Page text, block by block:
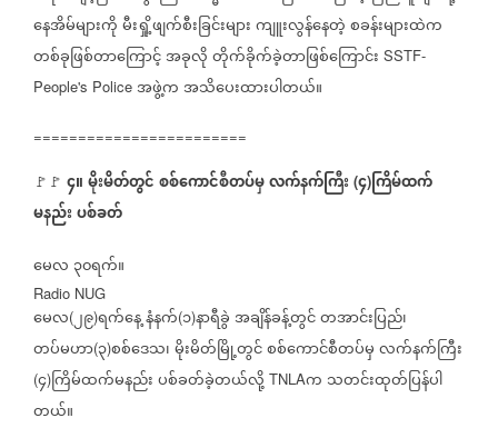
နေအိမ်များကိုမီးရှို့ဖျက်စီးခြင်းများကျူးလွန်နေတဲ့စခန်းများထဲက
တစ်ခုဖြစ်တာကြောင့်အခုလိုတိုက်ခိုက်ခဲ့တာဖြစ်ကြောင်း SSTF-
People's Police အဖွဲ့ကအသိပေးထားပါတယ်။
========================
🚩🚩 ၄။မိုးမိတ်တွင်စစ်ကောင်စီတပ်မှလက်နက်ကြီး (၄)ကြိမ်ထက်
မနည်းပစ်ခတ်
မေလ ၃၀ရက်။
Radio NUG
မေလ(၂၉)ရက်နေ့နံနက်(၁)နာရီခွဲအချိန်ခန့်တွင်တအာင်းပြည်၊
တပ်မဟာ(၃)စစ်ဒေသ၊မိုးမိတ်မြို့တွင်စစ်ကောင်စီတပ်မှလက်နက်ကြီး
(၄)ကြိမ်ထက်မနည်းပစ်ခတ်ခဲ့တယ်လို့ TNLAက သတင်းထုတ်ပြန်ပါ
တယ်။